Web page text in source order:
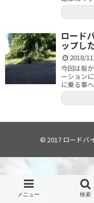
ロード
ップし
2018/
今回は坂
ーション
に乗る事
© 2017 ロードバ